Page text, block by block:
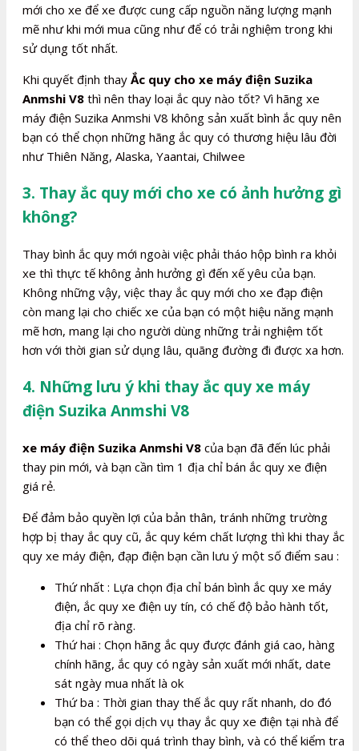
mới cho xe để xe được cung cấp nguồn năng lượng mạnh
mẽ như khi mới mua cũng như để có trải nghiệm trong khi
sử dụng tốt nhất.
Khi quyết định thay Ắc quy cho xe máy điện Suzika
Anmshi V8 thì nên thay loại ắc quy nào tốt? Vì hãng xe
máy điện Suzika Anmshi V8 không sản xuất bình ắc quy nên
bạn có thể chọn những hãng ắc quy có thương hiệu lâu đời
như Thiên Năng, Alaska, Yaantai, Chilwee
3. Thay ắc quy mới cho xe có ảnh hưởng gì
không?
Thay bình ắc quy mới ngoài việc phải tháo hộp bình ra khỏi
xe thì thực tế không ảnh hưởng gì đến xế yêu của bạn.
Không những vậy, việc thay ắc quy mới cho xe đạp điện
còn mang lại cho chiếc xe của bạn có một hiệu năng mạnh
mẽ hơn, mang lại cho người dùng những trải nghiệm tốt
hơn với thời gian sử dụng lâu, quãng đường đi được xa hơn.
4. Những lưu ý khi thay ắc quy xe máy
điện Suzika Anmshi V8
xe máy điện Suzika Anmshi V8 của bạn đã đến lúc phải
thay pin mới, và bạn cần tìm 1 địa chỉ bán ắc quy xe điện
giá rẻ.
Để đảm bảo quyền lợi của bản thân, tránh những trường
hợp bị thay ắc quy cũ, ắc quy kém chất lượng thì khi thay ắc
quy xe máy điện, đạp điện bạn cần lưu ý một số điểm sau :
Thứ nhất : Lựa chọn địa chỉ bán bình ắc quy xe máy
điện, ắc quy xe điện uy tín, có chế độ bảo hành tốt,
địa chỉ rõ ràng.
Thứ hai : Chọn hãng ắc quy được đánh giá cao, hàng
chính hãng, ắc quy có ngày sản xuất mới nhất, date
sát ngày mua nhất là ok
Thứ ba : Thời gian thay thế ắc quy rất nhanh, do đó
bạn có thể gọi dịch vụ thay ắc quy xe điện tại nhà để
có thể theo dõi quá trình thay bình, và có thể kiểm tra